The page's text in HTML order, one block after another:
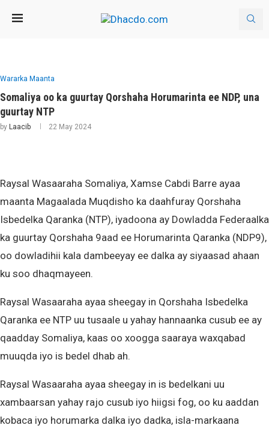
Wararka Maanta
Somaliya oo ka guurtay Qorshaha Horumarinta ee NDP, una
guurtay NTP
by Laacib 22 May 2024
Raysal Wasaaraha Somaliya, Xamse Cabdi Barre ayaa
maanta Magaalada Muqdisho ka daahfuray Qorshaha
Isbedelka Qaranka (NTP), iyadoona ay Dowladda Federaalka
ka guurtay Qorshaha 9aad ee Horumarinta Qaranka (NDP9),
oo dowladihii kala dambeeyay ee dalka ay siyaasad ahaan
ku soo dhaqmayeen.
Raysal Wasaaraha ayaa sheegay in Qorshaha Isbedelka
Qaranka ee NTP uu tusaale u yahay hannaanka cusub ee ay
qaadday Somaliya, kaas oo xoogga saaraya waxqabad
muuqda iyo is bedel dhab ah.
Raysal Wasaaraha ayaa sheegay in is bedelkani uu
xambaarsan yahay rajo cusub iyo hiigsi fog, oo ku aaddan
kobaca iyo horumarka dalka iyo dadka, isla-markaana